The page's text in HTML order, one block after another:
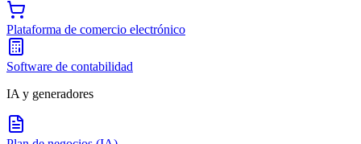
Plataforma de comercio electrónico
Software de contabilidad
IA y generadores